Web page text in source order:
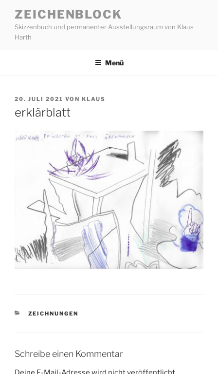
Inhalt
springen
ZEICHENBLOCK
Skizzenbuch und permanenter Ausstellungsraum von Klaus
Harth
Menü
VERÖFFENTLICHT
20. JULI 2021 VON KLAUS
erklärblatt
KATEGORIEN
ZEICHNUNGEN
Schreibe einen Kommentar